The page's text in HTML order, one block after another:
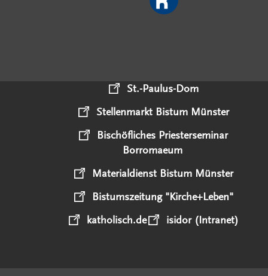
St.-Paulus-Dom
Stellenmarkt Bistum Münster
Bischöfliches Priesterseminar
Borromaeum
Materialdienst Bistum Münster
Bistumszeitung "Kirche+Leben"
katholisch.de
isidor (Intranet)